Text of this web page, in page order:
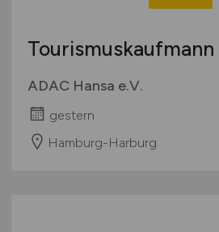
Tourismuskaufmann
ADAC Hansa e.V.
gestern
Hamburg-Harburg